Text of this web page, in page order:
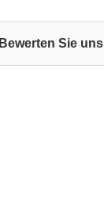
Bewerten Sie